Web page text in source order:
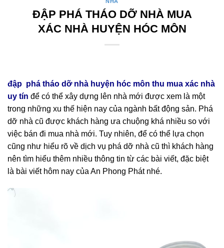
ĐẬP PHÁ THÁO DỠ NHÀ MUA
XÁC NHÀ HUYỆN HÓC MÔN
đập phá tháo dỡ nhà huyện hóc môn thu mua xác nhà
uy tín để có thể xây dựng lên nhà mới được xem là một
trong những xu thế hiện nay của ngành bất động sản. Phá
dỡ nhà cũ được khách hàng ưa chuộng khá nhiều so với
việc bán đi mua nhà mới. Tuy nhiên, để có thể lựa chọn
cũng như hiểu rõ về dịch vụ phá dỡ nhà cũ thì khách hàng
nên tìm hiểu thêm nhiều thông tin từ các bài viết, đặc biệt
là bài viết hôm nay của An Phong Phát nhé.